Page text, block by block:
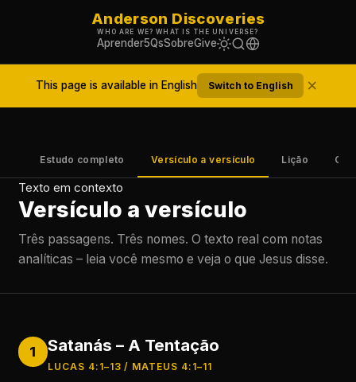
Anderson Discoveries
WHO ARE WE? WHAT IS THE UNIVERSE?
Aprender5QsSobreGive
This page is available in English Switch to English ×
Estudo completo Versículo a versículo Lição
Texto em contexto
Versículo a versículo
Três passagens. Três nomes. O texto real com notas
analíticas – leia você mesmo e veja o que Jesus disse.
1 Satanás – A Tentação
LUCAS 4:1–13 / MATEUS 4:1–11